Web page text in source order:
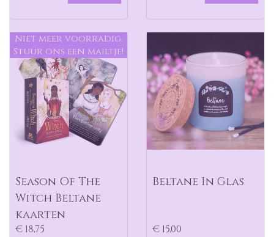
Season Of The
Witch Beltane
kaarten
€ 18,75
Niet meer voorradig.
Stuur ons een mailtje!
Beltane In Glas
€ 15,00